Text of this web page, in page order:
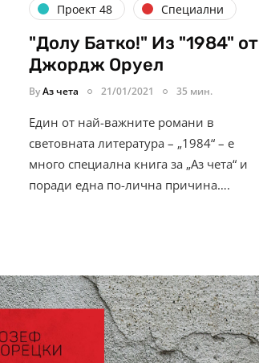
Проект 48
Специални
"Долу Батко!" Из "1984" от
Джордж Оруел
ByАз чета 21/01/2021 35 мин.
Един от най-важните романи в
световната литература – „1984“ – e
много специална книга за „Аз чета“ и
поради една по-лична причина….